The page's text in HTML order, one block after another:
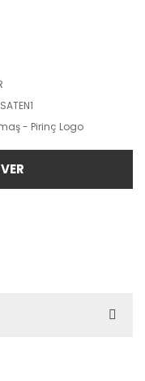
- Pirinç Logo